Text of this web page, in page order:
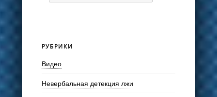
РУБРИКИ
Видео
Невербальная детекция лжи